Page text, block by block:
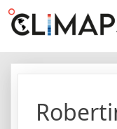
SkipMapas de acción